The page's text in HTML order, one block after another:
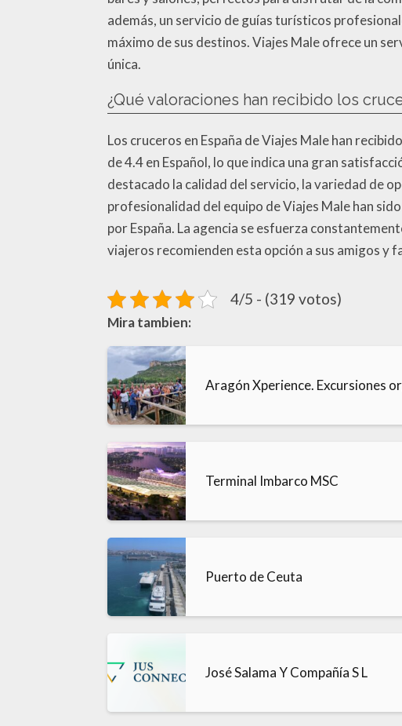
además, un servicio de guías turísticos
máximo de sus destinos. Viajes Male ofrece un
única.
¿Qué valoraciones han recibido los
Los cruceros en España de Viajes Male han
de 4.4 en Español, lo que indica una gran
destacado la calidad del servicio, la variedad de
profesionalidad del equipo de Viajes Male han
por España. La agencia se esfuerza
viajeros recomienden esta opción a sus amigos y
4/5 - (319 votos)
Mira tambien:
Aragón Xperience. Excursiones
Terminal Imbarco MSC
Puerto de Ceuta
José Salama Y Compañía S L